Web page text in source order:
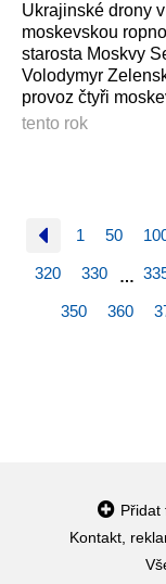
Ukrajinské drony
moskevskou
starosta Moskvy
Volodymyr
provoz čtyři
tento rok
1 50
320 330 …
350 360
Přidat
Kontakt,